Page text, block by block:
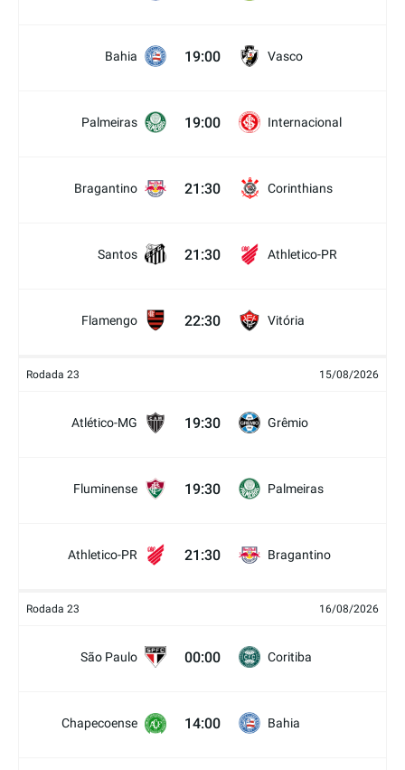
Bahia 19:00 Vasco
Palmeiras 19:00 Internacional
Bragantino 21:30 Corinthians
Santos 21:30 Athletico-PR
Flamengo 22:30 Vitória
Rodada 23 15/08/2026
Atlético-MG 19:30 Grêmio
Fluminense 19:30 Palmeiras
Athletico-PR 21:30 Bragantino
Rodada 23 16/08/2026
São Paulo 00:00 Coritiba
Chapecoense 14:00 Bahia